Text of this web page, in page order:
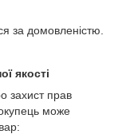
за домовленістю.
якості
захист прав
може